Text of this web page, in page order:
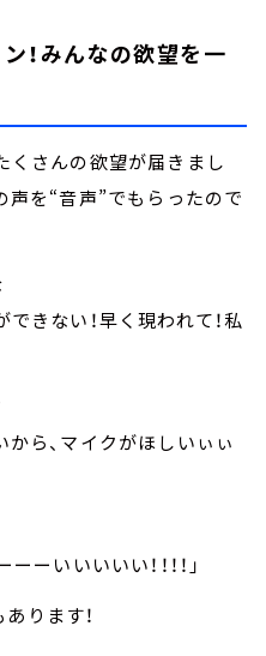
！みんなの欲望を一
くさんの欲望が届きまし
声を“音声”でもらったので
きない！早く現われて！私
から、マイクがほしいぃぃ
ーいいいいい！！！！」
ります！